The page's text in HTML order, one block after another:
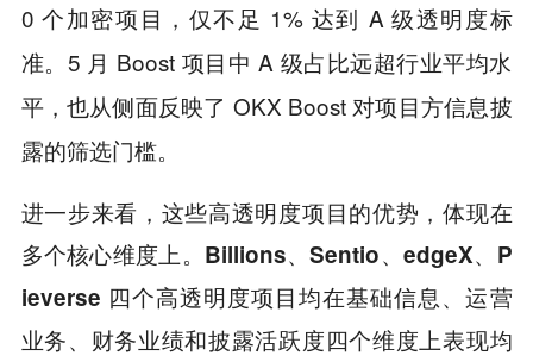
0 个加密项目，仅不足 1% 达到 A 级透明度标
准。5 月 Boost 项目中 A 级占比远超行业平均水
平，也从侧面反映了 OKX Boost 对项目方信息披
露的筛选门槛。
进一步来看，这些高透明度项目的优势，体现在
多个核心维度上。 Billions、Sentio、 edgeX、 P
ieverse 四个高透明度项目均在基础信息、运营
业务、财务业绩和披露活跃度四个维度上表现均